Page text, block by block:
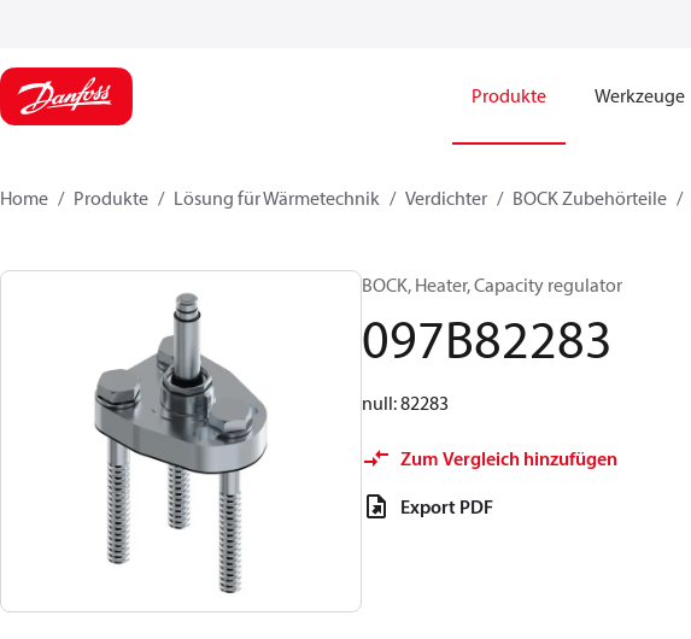
Produkte Werkzeuge
Home Produkte Lösung für Wärmetechnik Verdichter BOCK Zubehörteile
BOCK, Heater, Capacity regulator
097B82283
null: 82283
Zum Vergleich hinzufügen
Export PDF